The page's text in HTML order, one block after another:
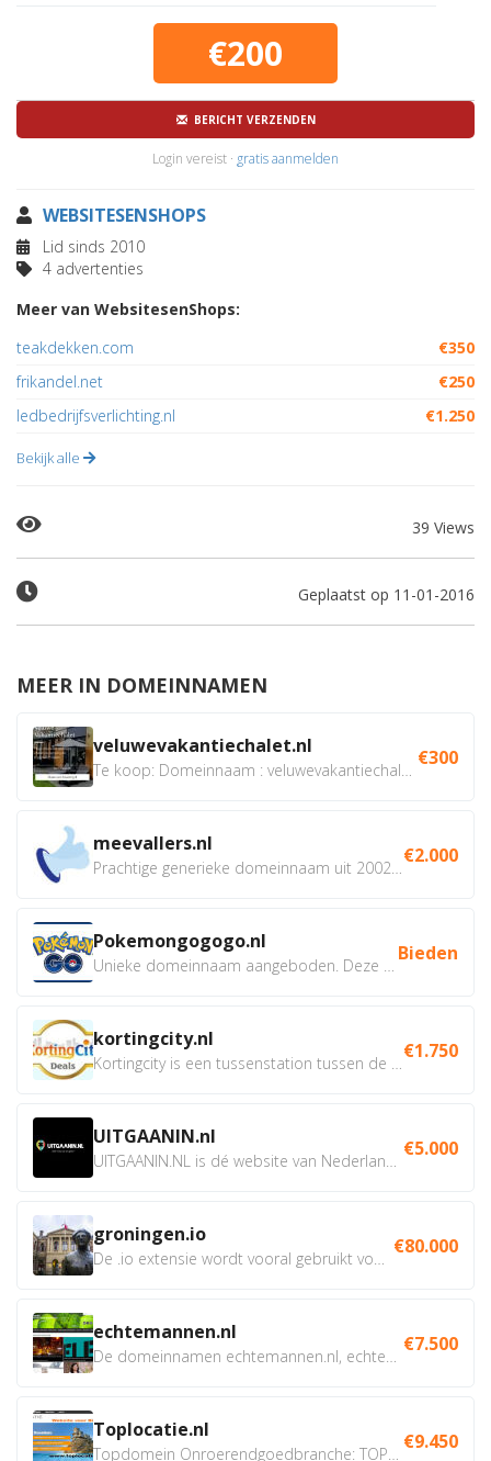
€200
BERICHT VERZENDEN
Login vereist · gratis aanmelden
WEBSITESENSHOPS
Lid sinds 2010
4 advertenties
Meer van WebsitesenShops:
teakdekken.com
€350
frikandel.net
€250
ledbedrijfsverlichting.nl
€1.250
Bekijk alle
39 Views
Geplaatst op 11-01-2016
MEER IN DOMEINNAMEN
veluwevakantiechalet.nl €300
meevallers.nl €2.000
Pokemongogogo.nl Bieden
kortingcity.nl €1.750
UITGAANIN.nl €5.000
groningen.io €80.000
echtemannen.nl €7.500
Toplocatie.nl €9.450